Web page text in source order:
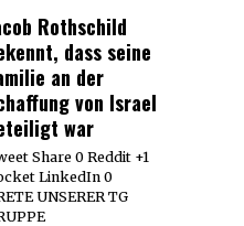
Rothschild
dass seine
an der
von Israel
war
Share 0 Reddit +1
LinkedIn 0
UNSERER TG